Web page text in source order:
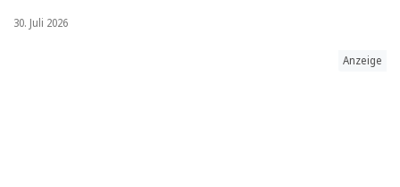
30. Juli 2026
Anzeige